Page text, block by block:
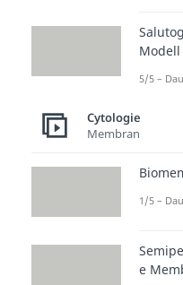
kann
durch
Je
sich
hängt
Modell
5/5 –
Cytologie
Membran
1/5 –
e